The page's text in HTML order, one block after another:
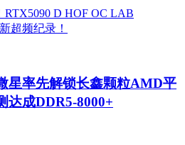
星率先解锁长鑫颗粒AMD平
达成DDR5-8000+